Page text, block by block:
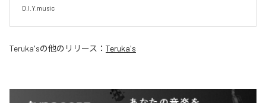
D.I.Y.music
Teruka'sの他のリリース： Teruka's